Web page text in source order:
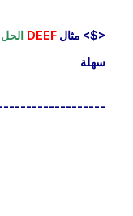
<$> مثال DEEF الحل
سهلة